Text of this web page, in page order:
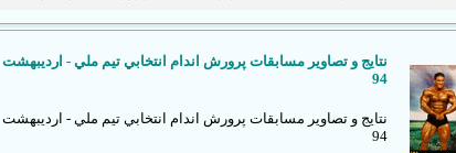
نتايج و تصاوير مسابقات پرورش اندام انتخابي تيم ملي - ارديبهشت
94
نتايج و تصاوير مسابقات پرورش اندام انتخابي تيم ملي - ارديبهشت
94